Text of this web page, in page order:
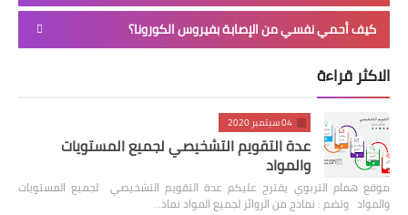
كيف أحمي نفسي من الإصابة بفيروس الكورونا؟
الاكثر قراءة
04 سبتمبر 2020
عدة التقويم التشخيصي لجميع المستويات
والمواد
موقع همام التربوي يقترح عليكم عدة التقويم التشخيصي لجميع المستويات
والمواد وتضم : نماذج من الروائز لجميع المواد نماذ…